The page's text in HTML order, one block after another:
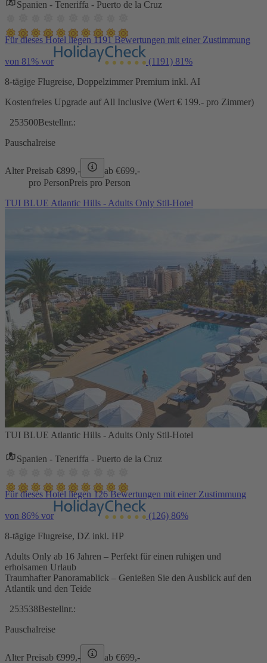
Spanien - Teneriffa - Puerto de la Cruz
Für dieses Hotel liegen 1191 Bewertungen mit einer Zustimmung
von 81% vor (1191) 81%
8-tägige Flugreise, Doppelzimmer Premium inkl. AI
Kostenfreies Upgrade auf All Inclusive (Wert € 199.- pro Zimmer)
253500Bestellnr.:
Pauschalreise
Alter Preisab €899,- ab €699,-
pro PersonPreis pro Person
TUI BLUE Atlantic Hills - Adults Only Stil-Hotel
TUI BLUE Atlantic Hills - Adults Only Stil-Hotel
Spanien - Teneriffa - Puerto de la Cruz
Für dieses Hotel liegen 126 Bewertungen mit einer Zustimmung
von 86% vor (126) 86%
8-tägige Flugreise, DZ inkl. HP
Adults Only ab 16 Jahren – Perfekt für einen ruhigen und
erholsamen Urlaub
Traumhafter Panoramablick – Genießen Sie den Ausblick auf den
Atlantik und den Teide
253538Bestellnr.:
Pauschalreise
Alter Preisab €999,- ab €699,-